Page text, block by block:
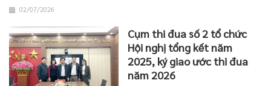
02/07/2026
Cụm thi đua số 2 tổ chức
Hội nghị tổng kết năm
2025, ký giao ước thi đua
năm 2026